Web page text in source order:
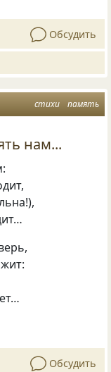
Обсудить
стихи память
нам...
Обсудить